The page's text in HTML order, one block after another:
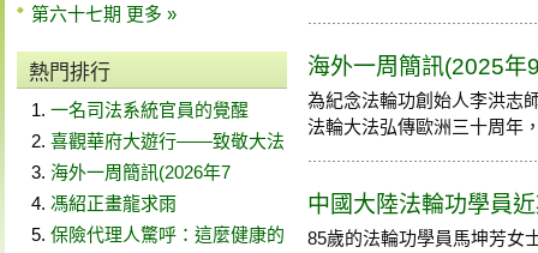
第六十七期 更多 »
熱門排行
一名司法系統官員的覺醒
喜觀華府大遊行——致敬大法
海外一周簡訊(2026年7
馮紹正畫龍求雨
保險代理人驚呼：這麼健康的
海外一周簡訊(2025年
為紀念法輪功創始人李洪志
法輪大法弘傳歐洲三十周年
中國大陸法輪功學員
85歲的法輪功學員馬坤芳女